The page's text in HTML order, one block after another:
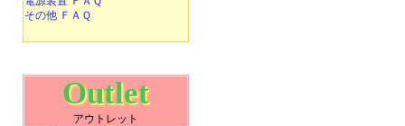
その他 ＦＡＱ
Outlet
アウトレット